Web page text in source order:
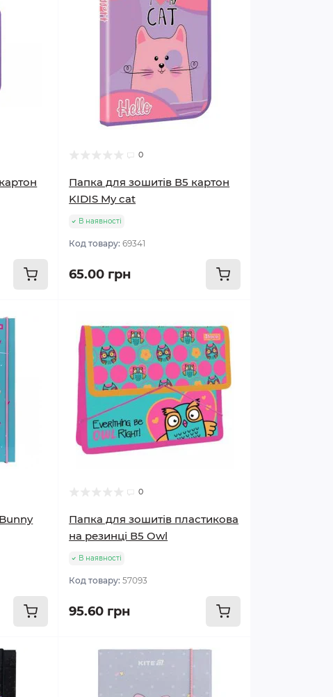
0
Папка для зошитів В5 картон
KIDIS My cat
В наявності
Код товару:69341
65.00 грн
0
Папка для зошитів пластикова
на резинці В5 Owl
В наявності
Код товару:57093
95.60 грн